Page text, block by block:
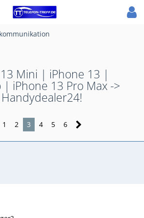
Mini | iPhone 13 |
| iPhone 13 Pro Max ->
1 2 3 4 5 6